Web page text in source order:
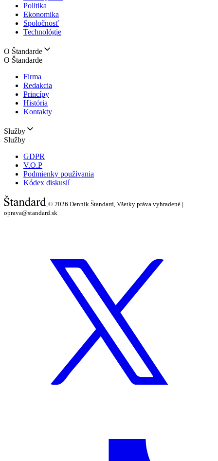
Politika
Ekonomika
Spoločnosť
Technológie
O Štandarde
O Štandarde
Firma
Redakcia
Princípy
História
Kontakty
Služby
Služby
GDPR
V.O.P
Podmienky používania
Kódex diskusií
© 2026 Denník Štandard, Všetky práva vyhradené |
oprava@standard.sk